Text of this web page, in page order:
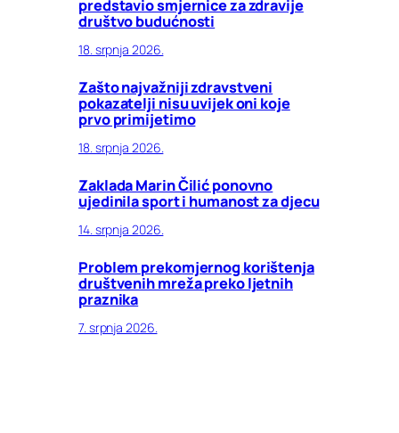
predstavio smjernice za zdravije
društvo budućnosti
18. srpnja 2026.
Zašto najvažniji zdravstveni
pokazatelji nisu uvijek oni koje
prvo primijetimo
18. srpnja 2026.
Zaklada Marin Čilić ponovno
ujedinila sport i humanost za djecu
14. srpnja 2026.
Problem prekomjernog korištenja
društvenih mreža preko ljetnih
praznika
7. srpnja 2026.